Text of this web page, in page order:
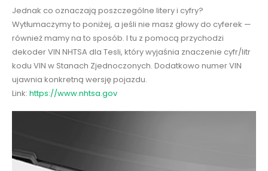
Jednak co oznaczają poszczególne litery i cyfry?
Wytłumaczymy to poniżej, a jeśli nie masz głowy do cyferek —
również mamy na to sposób. I tu z pomocą przychodzi
dekoder VIN NHTSA dla Tesli, który wyjaśnia znaczenie cyfr/litr
kodu VIN w Stanach Zjednoczonych. Dodatkowo numer VIN
ujawnia konkretną wersję pojazdu.
Link: https://www.nhtsa.gov